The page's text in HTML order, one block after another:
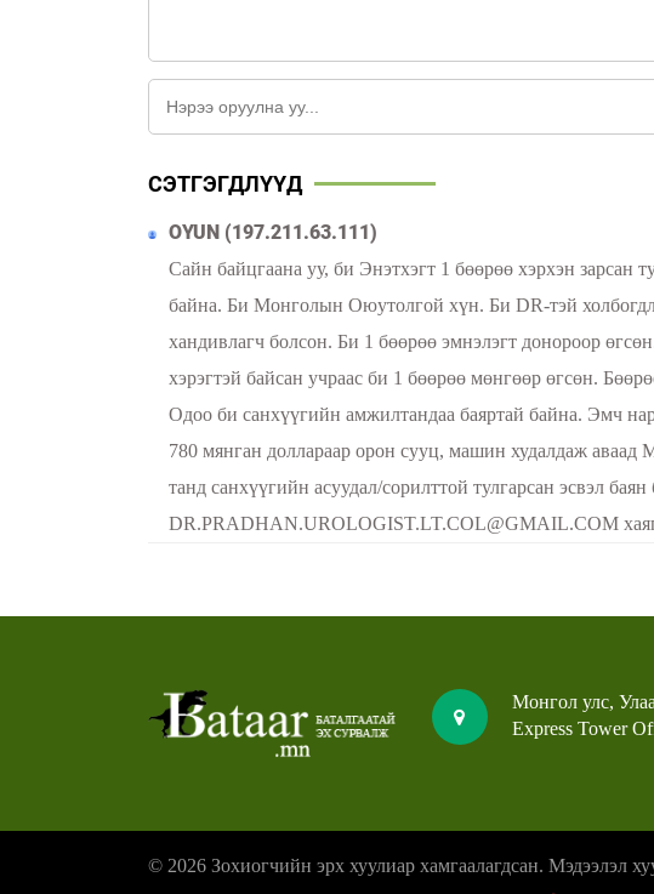
СЭТГЭГДЛҮҮД
OYUN (197.211.63.111)
Сайн байцгаана уу, би Энэтхэгт 1 бөөрөө хэрхэн зарсан
байна. Би Монголын Оюутолгой хүн. Би DR-тэй
хандивлагч болсон. Би 1 бөөрөө эмнэлэгт донороор
хэрэгтэй байсан учраас би 1 бөөрөө мөнгөөр өгсөн.
Одоо би санхүүгийн амжилтандаа баяртай байна. Эмч
780 мянган доллараар орон сууц, машин худалдаж
танд санхүүгийн асуудал/сорилттой тулгарсан эсвэл
DR.PRADHAN.UROLOGIST.LT.COL@GMAIL.COM
Монгол улс,
Express Tower
© 2026 Зохиогчийн эрх хуулиар хамгаалагдсан. Мэдээлэл